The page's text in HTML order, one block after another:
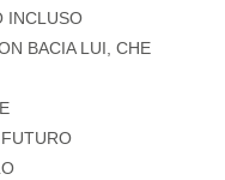
INCLUSO
BACIA LUI, CHE